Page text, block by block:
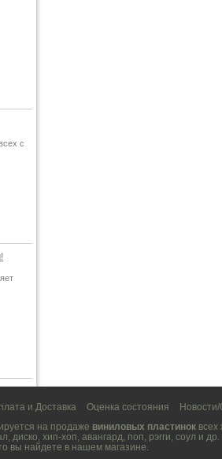
с
и Доставка Оценка состояния
на продаже виниловых пластинок
, диско, хип-хоп, авангард, поп, рэгги, соул и др.
вы найдете в нашем магазине.